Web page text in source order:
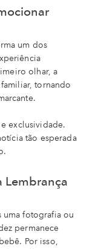
um dos
olhar, a
tornando
exclusividade.
tão esperada
Lembrança
uma fotografia ou
permanece
Por isso,